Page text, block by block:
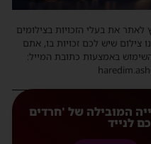
לאתר את בעלי הזכויות בצילומים
צילום שיש לכם זכויות בו, אתם
באמצעות כתובת המייל:
המובילה של 'חרדים
לנייד